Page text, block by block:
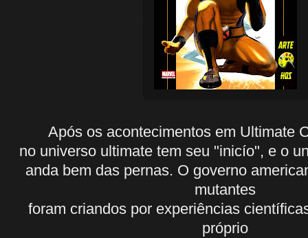
Após os acontecimentos em Ultimate
no universo ultimate tem seu "inicío", e o
anda bem das pernas. O governo
mutantes
foram criandos por experiências
próprio